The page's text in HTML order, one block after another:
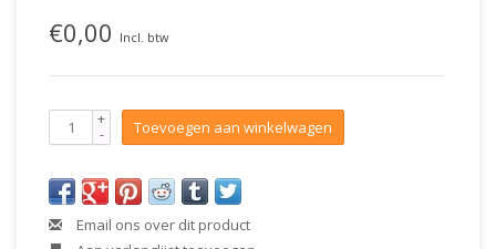
€0,00 Incl. btw
+
- Toevoegen aan winkelwagen
Email ons over dit product